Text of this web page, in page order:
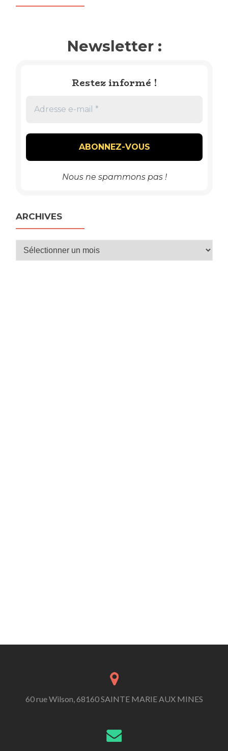
Newsletter :
Restez informé !
Nous ne spammons pas !
ARCHIVES
Archives
60 rue Wilson, 68160 SAINTE MARIE AUX MINES